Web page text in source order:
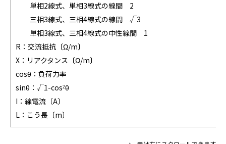
単相2線式、単相3線式の線間 2
三相3線式、三相4線式の線間 √3
単相3線式、三相4線式の中性線間 1
R：交流抵抗〔Ω/m〕
X：リアクタンス〔Ω/m〕
cosθ：負荷力率
sinθ：√1-cos2θ
I：線電流〔A〕
L：こう長〔m〕